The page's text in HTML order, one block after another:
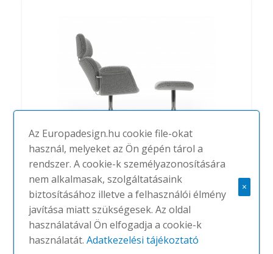
Tulip
ARTIFORT NINCS
Az Europadesign.hu cookie file-okat
használ, melyeket az Ön gépén tárol a
rendszer. A cookie-k személyazonosítására
nem alkalmasak, szolgáltatásaink
biztosításához illetve a felhasználói élmény
javítása miatt szükségesek. Az oldal
használatával Ön elfogadja a cookie-k
használatát.Adatkezelési tájékoztató
×